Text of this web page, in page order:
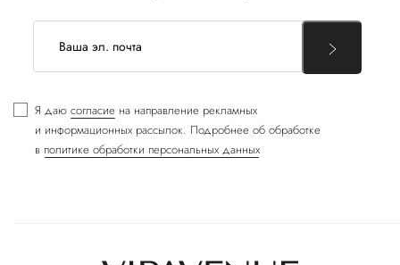
Я даю согласие на направление рекламных
и информационных рассылок. Подробнее об обработке
в политике обработки персональных данных